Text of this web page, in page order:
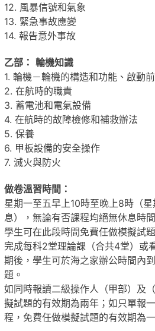
12. 風暴信號和氣象
13. 緊急事故應變
14. 報告意外事故
乙部： 輪機知識
1. 輪機－輪機的構造和功能、啟動
2. 在航時的職責
3. 蓄電池和電氣設備
4. 在航時的故障檢修和補救辦法
5. 保養
6. 甲板設備的安全操作
7. 滅火與防火
做卷溫習時間：
星期一至五早上10時至晚上8時（
息），無論有否課程均絕無休息時間
學生可在此段時間免費任做模擬試題
完成每科2堂理論課（合共4堂）或
期後，學生可於海之家辦公時間內
題。
如同時報讀二級操作人（甲部）及
擬試題的有效期為兩年；如只單報
程，免費任做模擬試題的有效期為